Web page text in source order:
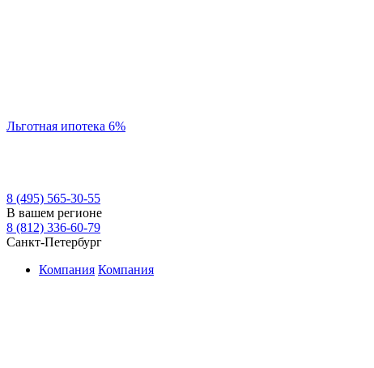
Льготная ипотека 6%
8 (495) 565-30-55
В вашем регионе
8 (812) 336-60-79
Санкт-Петербург
Компания Компания